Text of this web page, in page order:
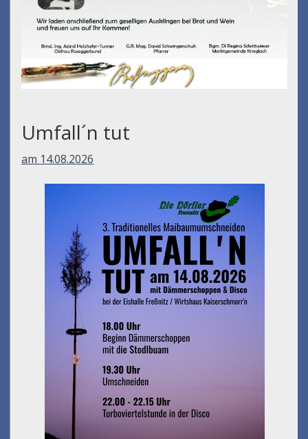
Umfall´n tut
am 14.08.2026